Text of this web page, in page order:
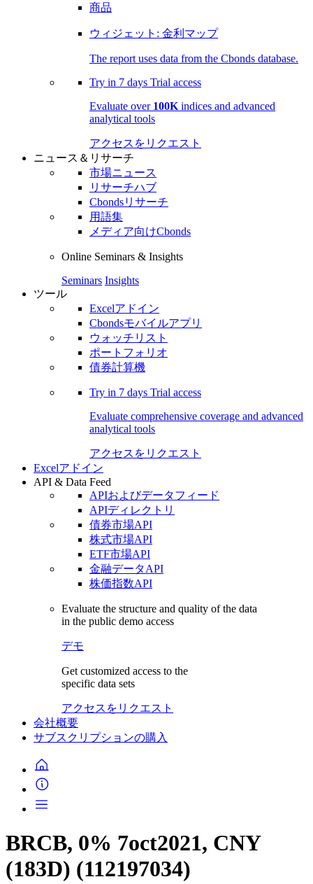
商品
ウィジェット: 金利マップ
The report uses data from the Cbonds database.
Try in 7 days Trial access
Evaluate over 100K indices and advanced
analytical tools
アクセスをリクエスト
ニュース＆リサーチ
市場ニュース
リサーチハブ
Cbondsリサーチ
用語集
メディア向けCbonds
Online Seminars & Insights
Seminars Insights
ツール
Excelアドイン
Cbondsモバイルアプリ
ウォッチリスト
ポートフォリオ
債券計算機
Try in 7 days Trial access
Evaluate comprehensive coverage and advanced
analytical tools
アクセスをリクエスト
Excelアドイン
API & Data Feed
APIおよびデータフィード
APIディレクトリ
債券市場API
株式市場API
ETF市場API
金融データAPI
株価指数API
Evaluate the structure and quality of the data
in the public demo access
デモ
Get customized access to the
specific data sets
アクセスをリクエスト
会社概要
サブスクリプションの購入
BRCB, 0% 7oct2021, CNY
(183D) (112197034)